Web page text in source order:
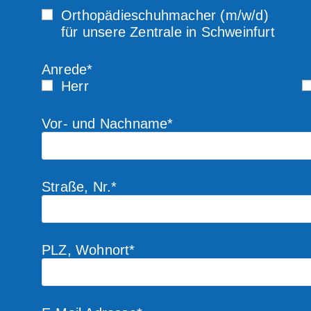
Orthopädieschuhmacher (m/w/d)
für unsere Zentrale in Schweinfurt
Anrede*
Herr
Vor- und Nachname*
Straße, Nr.*
PLZ, Wohnort*